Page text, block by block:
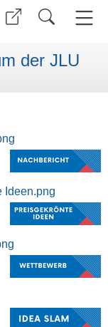
der JLU
Ideen.png